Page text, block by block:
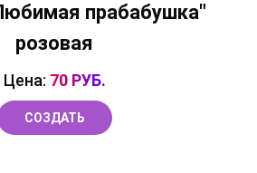
прабабушка"
розовая
Цена: 70 РУБ.
СОЗДАТЬ